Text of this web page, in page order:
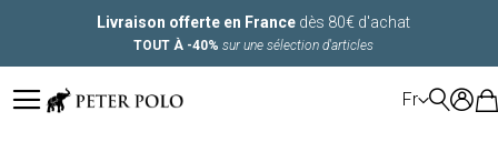
Livraison offerte en France dès 80€ d'achat
TOUT À -40% sur une sélection d'articles
LANGUE
Fr